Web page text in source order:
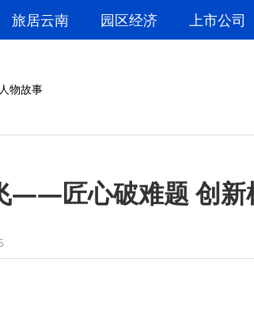
旅居云南 园区经济 上市公司
人物故事
——匠心破难题 创新